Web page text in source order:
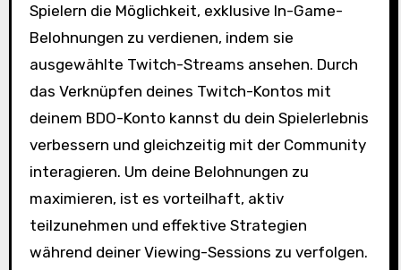
Spielern die Möglichkeit, exklusive In-Game-
Belohnungen zu verdienen, indem sie
ausgewählte Twitch-Streams ansehen. Durch
das Verknüpfen deines Twitch-Kontos mit
deinem BDO-Konto kannst du dein Spielerlebnis
verbessern und gleichzeitig mit der Community
interagieren. Um deine Belohnungen zu
maximieren, ist es vorteilhaft, aktiv
teilzunehmen und effektive Strategien
während deiner Viewing-Sessions zu verfolgen.